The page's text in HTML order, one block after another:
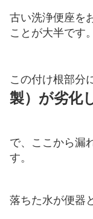
古い洗浄便座を
ことが大半です。
この付け根部分
製）が劣化
で、ここから漏
す。
落ちた水が便器